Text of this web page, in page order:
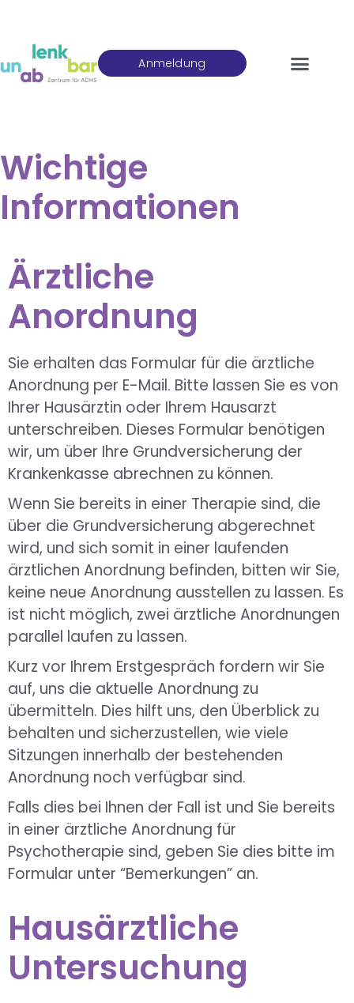
Anmeldung
Wichtige
Informationen
Ärztliche
Anordnung
Sie erhalten das Formular für die ärztliche
Anordnung per E-Mail. Bitte lassen Sie es von
Ihrer Hausärztin oder Ihrem Hausarzt
unterschreiben. Dieses Formular benötigen
wir, um über Ihre Grundversicherung der
Krankenkasse abrechnen zu können.
Wenn Sie bereits in einer Therapie sind, die
über die Grundversicherung abgerechnet
wird, und sich somit in einer laufenden
ärztlichen Anordnung befinden, bitten wir Sie,
keine neue Anordnung ausstellen zu lassen. Es
ist nicht möglich, zwei ärztliche Anordnungen
parallel laufen zu lassen.
Kurz vor Ihrem Erstgespräch fordern wir Sie
auf, uns die aktuelle Anordnung zu
übermitteln. Dies hilft uns, den Überblick zu
behalten und sicherzustellen, wie viele
Sitzungen innerhalb der bestehenden
Anordnung noch verfügbar sind.
Falls dies bei Ihnen der Fall ist und Sie bereits
in einer ärztliche Anordnung für
Psychotherapie sind, geben Sie dies bitte im
Formular unter “Bemerkungen” an.
Hausärztliche
Untersuchung